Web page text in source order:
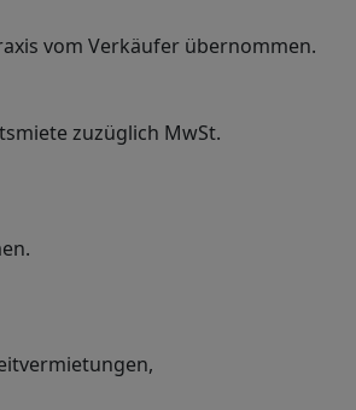
vom Verkäufer übernommen.
zuzüglich MwSt.